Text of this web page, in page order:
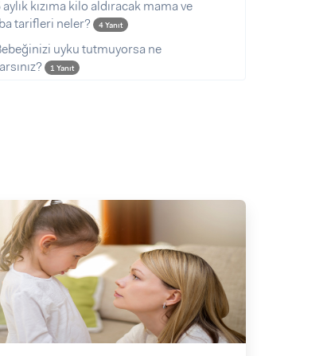
aylık kızıma kilo aldıracak mama ve
tarifleri neler?
4 Yanıt
uyku tutmuyorsa ne
1 Yanıt